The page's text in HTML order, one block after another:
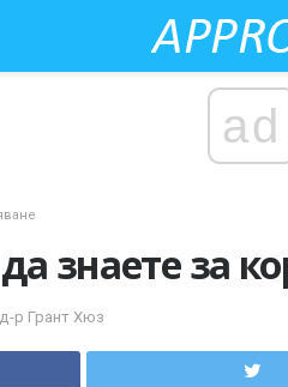
ad
знаете за
р Грант Хюз